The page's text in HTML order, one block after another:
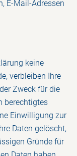
E-Mail-Adressen
keine
verbleiben Ihre
Zweck für die
berechtigtes
Einwilligung zur
Daten gelöscht,
Gründe für